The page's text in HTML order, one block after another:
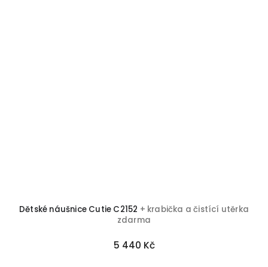
Dětské náušnice Cutie C2152 + krabička a čistící utěrka
zdarma
5 440 Kč